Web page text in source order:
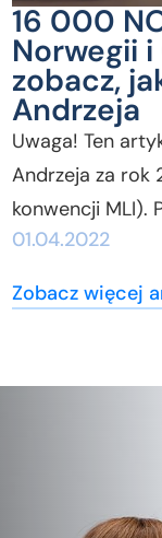
16 000
Norwegii i
zobacz,
Andrzeja
Uwaga! Ten
Andrzeja za rok
konwencji MLI).
01.04.2022
Zobacz więcej